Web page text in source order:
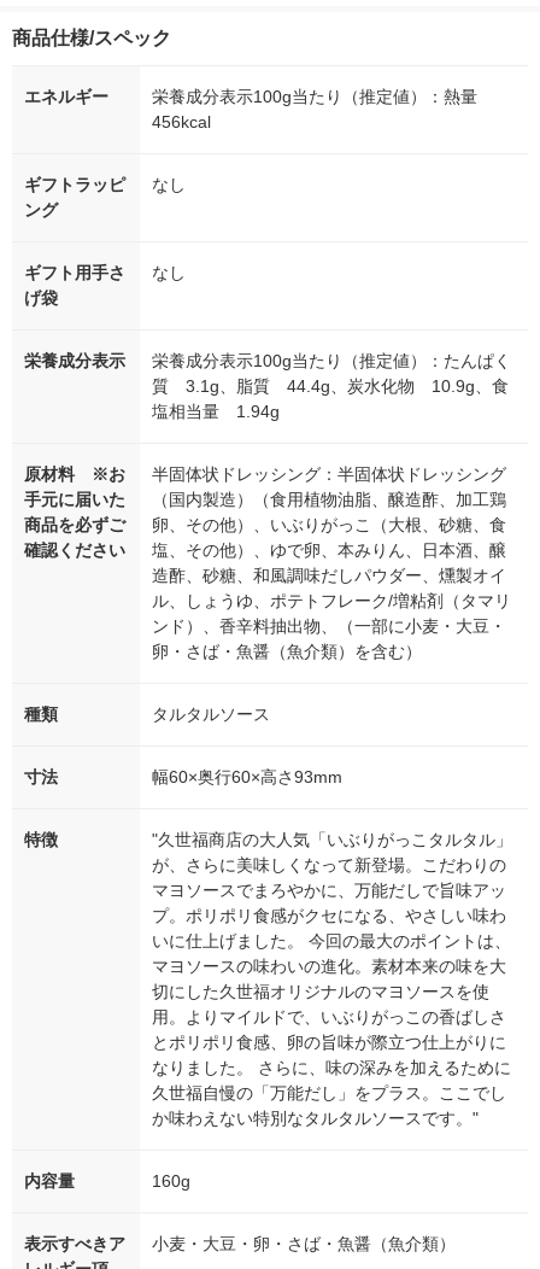
商品仕様/スペック
エネルギー
栄養成分表示100g当たり（推定値）：熱量
456kcal
ギフトラッピ
ング
なし
ギフト用手さ
げ袋
なし
栄養成分表示
栄養成分表示100g当たり（推定値）：たんぱく
質 3.1g、脂質 44.4g、炭水化物 10.9g、食
塩相当量 1.94g
原材料 ※お
手元に届いた
商品を必ずご
確認ください
半固体状ドレッシング：半固体状ドレッシング
（国内製造）（食用植物油脂、醸造酢、加工鶏
卵、その他）、いぶりがっこ（大根、砂糖、食
塩、その他）、ゆで卵、本みりん、日本酒、醸
造酢、砂糖、和風調味だしパウダー、燻製オイ
ル、しょうゆ、ポテトフレーク/増粘剤（タマリ
ンド）、香辛料抽出物、（一部に小麦・大豆・
卵・さば・魚醤（魚介類）を含む）
種類 タルタルソース
寸法 幅60×奥行60×高さ93mm
特徴
"久世福商店の大人気「いぶりがっこタルタル」
が、さらに美味しくなって新登場。こだわりの
マヨソースでまろやかに、万能だしで旨味アッ
プ。ポリポリ食感がクセになる、やさしい味わ
いに仕上げました。 今回の最大のポイントは、
マヨソースの味わいの進化。素材本来の味を大
切にした久世福オリジナルのマヨソースを使
用。よりマイルドで、いぶりがっこの香ばしさ
とポリポリ食感、卵の旨味が際立つ仕上がりに
なりました。 さらに、味の深みを加えるために
久世福自慢の「万能だし」をプラス。ここでし
か味わえない特別なタルタルソースです。"
内容量 160g
表示すべきア
小麦・大豆・卵・さば・魚醤（魚介類）